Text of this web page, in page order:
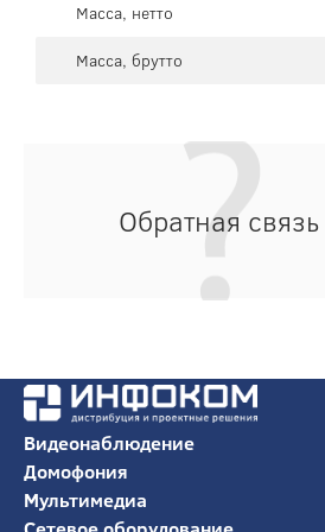
Масса, нетто
Масса, брутто
Обратная связь
Видеонаблюдение
Домофония
Мультимедиа